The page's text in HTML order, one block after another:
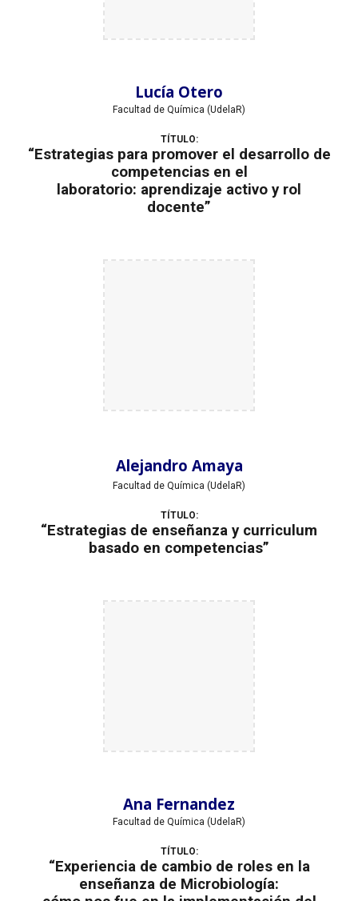
Lucía Otero
Facultad de Química (UdelaR)
TÍTULO:
“Estrategias para promover el desarrollo de
competencias en el
laboratorio: aprendizaje activo y rol
docente”
Alejandro Amaya
Facultad de Química (UdelaR)
TÍTULO:
“Estrategias de enseñanza y curriculum
basado en competencias”
Ana Fernandez
Facultad de Química (UdelaR)
TÍTULO:
“Experiencia de cambio de roles en la
enseñanza de Microbiología: